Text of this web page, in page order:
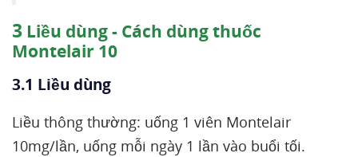
3 Liều dùng - Cách dùng thuốc
Montelair 10
3.1 Liều dùng
Liều thông thường: uống 1 viên Montelair
10mg/lần, uống mỗi ngày 1 lần vào buổi tối.